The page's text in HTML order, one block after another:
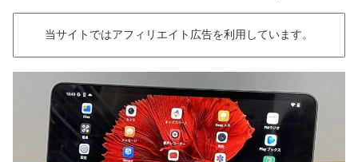
当サイトではアフィリエイト広告を利用しています。